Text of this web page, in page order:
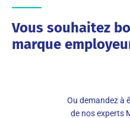
Vous souhaitez
marque
Ou demandez à
de nos experts